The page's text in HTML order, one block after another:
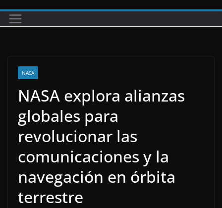
NASA
NASA explora alianzas
globales para
revolucionar las
comunicaciones y la
navegación en órbita
terrestre